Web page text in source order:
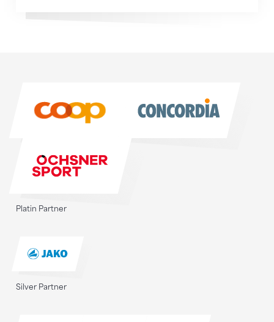
Platin Partner
Silver Partner